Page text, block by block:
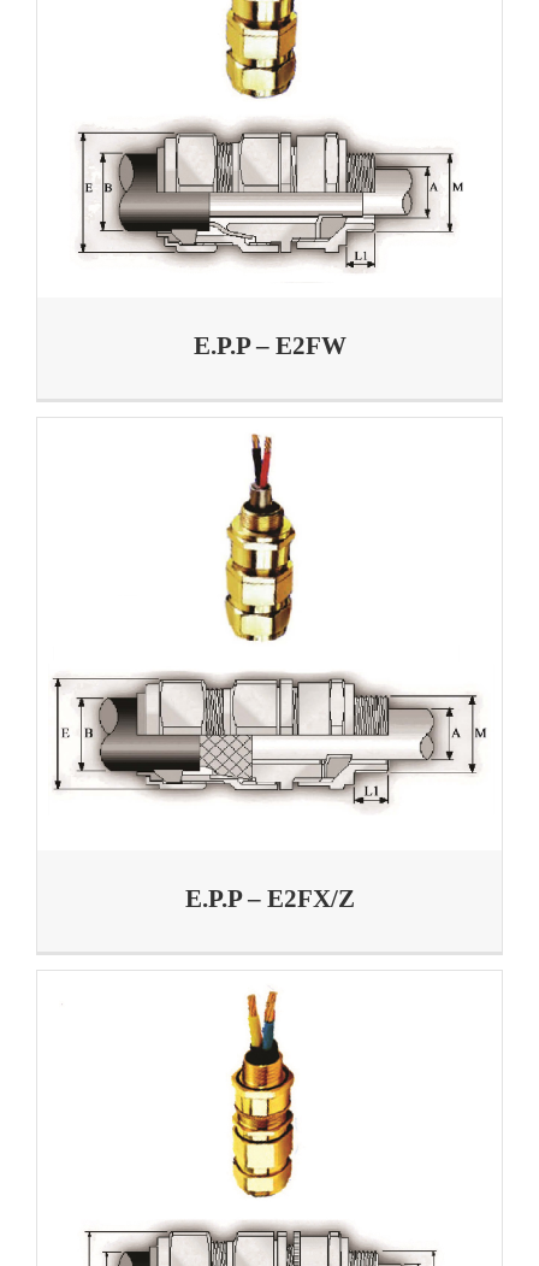
E.P.P – E2FW
E.P.P – E2FX/Z